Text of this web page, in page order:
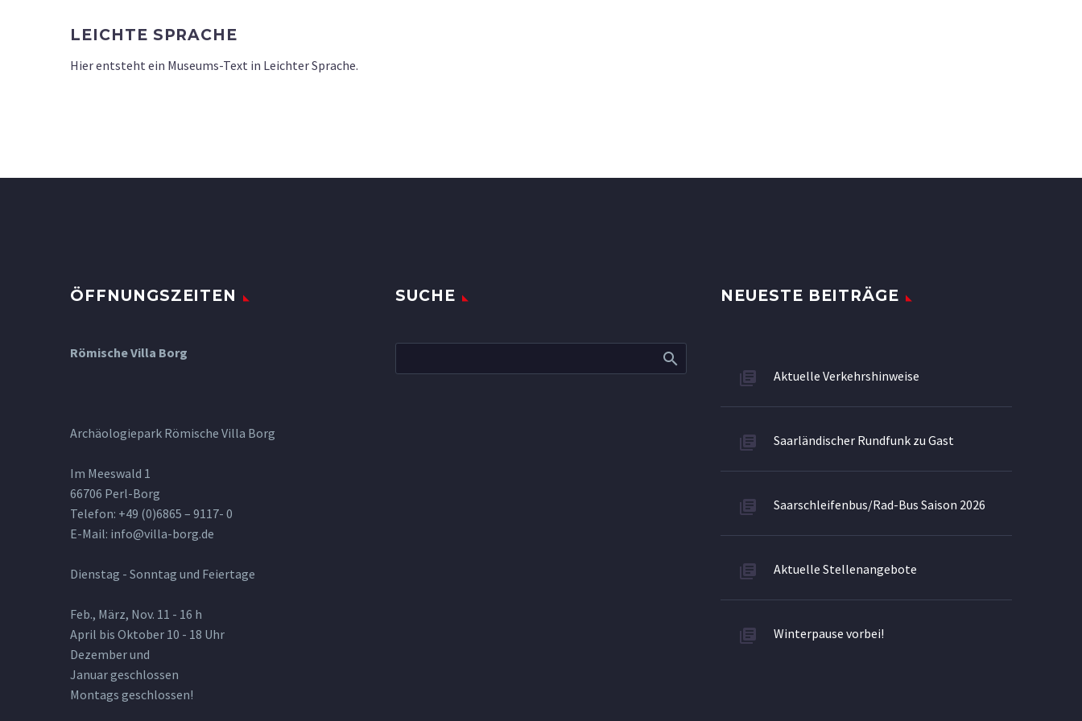
LEICHTE SPRACHE
Hier entsteht ein Museums-Text in Leichter Sprache.
ÖFFNUNGSZEITEN
Römische Villa Borg
Archäologiepark Römische Villa Borg
Im Meeswald 1
66706 Perl-Borg
Telefon: +49 (0)6865 – 9117- 0
E-Mail: info@villa-borg.de
Dienstag - Sonntag und Feiertage
Feb., März, Nov. 11 - 16 h
April bis Oktober 10 - 18 Uhr
Dezember und
Januar geschlossen
Montags geschlossen!
SUCHE NEUESTE BEITRÄGE
Aktuelle Verkehrshinweise
Saarländischer Rundfunk zu Gast
Saarschleifenbus/Rad-Bus Saison 2026
Aktuelle Stellenangebote
Winterpause vorbei!